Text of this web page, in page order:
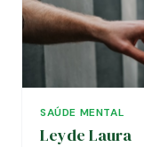
SAÚDE MENTAL
Leyde Laura